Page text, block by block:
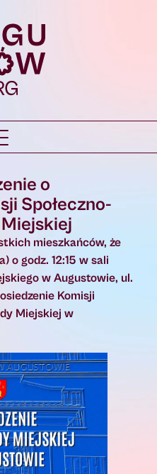
o
Społeczno-
mieszkańców, że
o godz. 12:15 w sali
w Augustowie, ul.
Komisji
Miejskiej w